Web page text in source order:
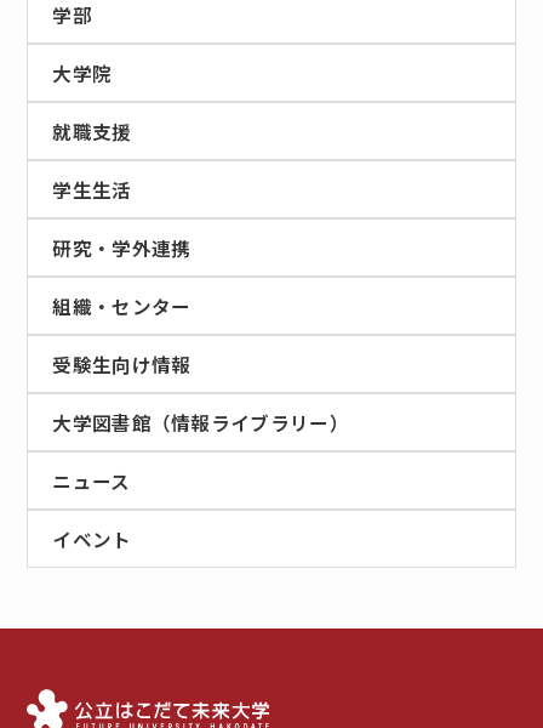
学部
大学院
就職支援
学生生活
研究・学外連携
組織・センター
受験生向け情報
大学図書館（情報ライブラリー）
ニュース
イベント